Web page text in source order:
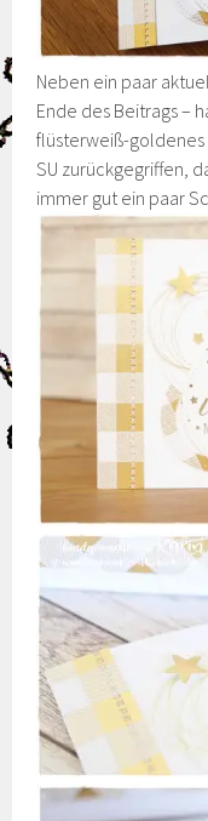
Neben ein paar
Ende des Beitrags –
flüsterweiß-goldenes
SU zurückgegriffen,
immer gut ein paar